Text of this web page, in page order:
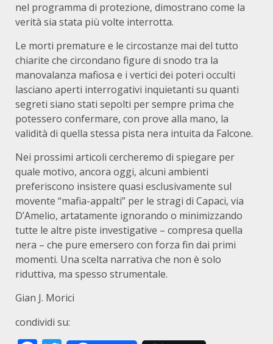
nel programma di protezione, dimostrano come la
verità sia stata più volte interrotta.
Le morti premature e le circostanze mai del tutto
chiarite che circondano figure di snodo tra la
manovalanza mafiosa e i vertici dei poteri occulti
lasciano aperti interrogativi inquietanti su quanti
segreti siano stati sepolti per sempre prima che
potessero confermare, con prove alla mano, la
validità di quella stessa pista nera intuita da Falcone.
Nei prossimi articoli cercheremo di spiegare per
quale motivo, ancora oggi, alcuni ambienti
preferiscono insistere quasi esclusivamente sul
movente “mafia-appalti” per le stragi di Capaci, via
D’Amelio, artatamente ignorando o minimizzando
tutte le altre piste investigative – compresa quella
nera – che pure emersero con forza fin dai primi
momenti. Una scelta narrativa che non è solo
riduttiva, ma spesso strumentale.
Gian J. Morici
condividi su: